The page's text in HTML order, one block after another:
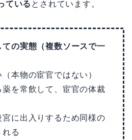
ている とされています。
の実態（複数ソースで一
本物の宦官ではない）
薬を常飲して、宦官の体裁
宮に出入りするため同様の
る